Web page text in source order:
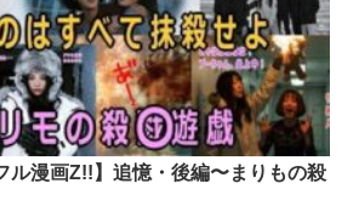
ル漫画Z!!】追憶・後編〜まりもの殺